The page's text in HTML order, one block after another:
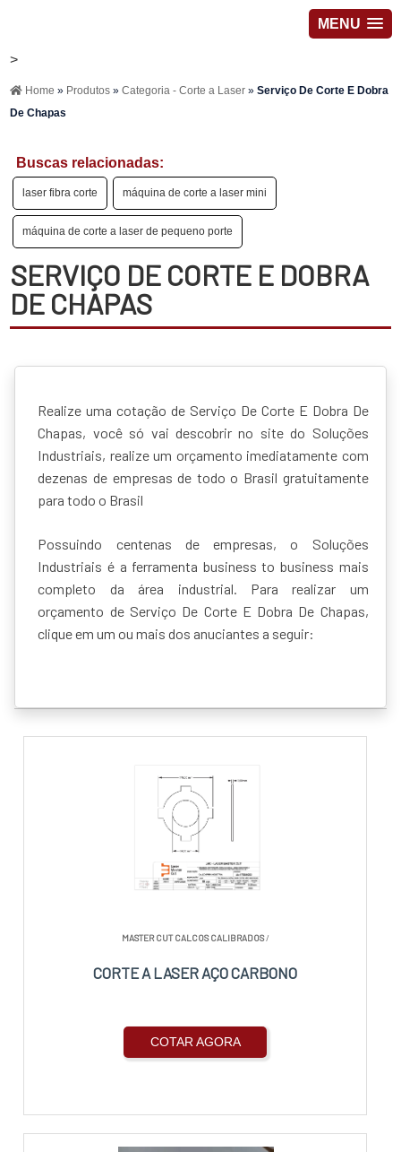
MENU
>
Home » Produtos»Categoria - Corte a Laser»Serviço De Corte E Dobra
De Chapas
Buscas relacionadas:
laser fibra corte máquina de corte a laser mini
máquina de corte a laser de pequeno porte
SERVIÇO DE CORTE E DOBRA
DE CHAPAS
Realize uma cotação de Serviço De Corte E Dobra De
Chapas, você só vai descobrir no site do Soluções
Industriais, realize um orçamento imediatamente com
dezenas de empresas de todo o Brasil gratuitamente
para todo o Brasil
Possuindo centenas de empresas, o Soluções
Industriais é a ferramenta business to business mais
completo da área industrial. Para realizar um
orçamento de Serviço De Corte E Dobra De Chapas,
clique em um ou mais dos anuciantes a seguir:
MASTER CUT CALCOS CALIBRADOS/
CORTE A LASER AÇO CARBONO
COTAR AGORA